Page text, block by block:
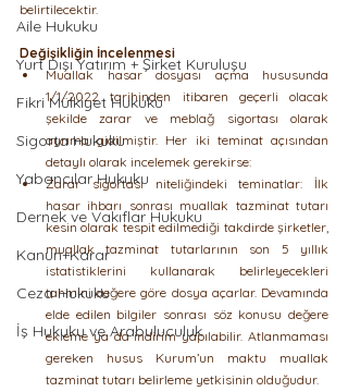
Aile Hukuku
Yurt Dışı Yatırım + Şirket Kuruluşu
Fikri Mülkiyet Hukuku
Sigorta Hukuku
Yabancılar Hukuku
Dernek ve Vakıflar Hukuku
Kanun+Karar
Ceza Hukuku
İş Hukuku ve Arabuluculuk
belirtilecektir.
Değişikliğin İncelenmesi
Muallak hasar dosyası açma hususunda
1/1/2022 tarihinden itibaren geçerli olacak
şekilde zarar ve meblağ sigortası olarak
ayrıma gidilmiştir. Her iki teminat açısından
detaylı olarak incelemek gerekirse:
Zarar sigortası niteliğindeki teminatlar: İlk
hasar ihbarı sonrası muallak tazminat tutarı
kesin olarak tespit edilmediği takdirde şirketler,
muallak tazminat tutarlarının son 5 yıllık
istatistiklerini kullanarak belirleyecekleri
tahmini değere göre dosya açarlar. Devamında
elde edilen bilgiler sonrası söz konusu değere
ekleme ya da indirim yapılabilir. Atlanmaması
gereken husus Kurum’un maktu muallak
tazminat tutarı belirleme yetkisinin olduğudur.